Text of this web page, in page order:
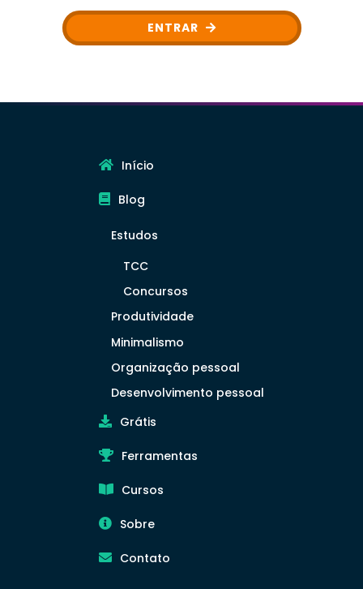
ENTRAR
Início
Blog
Estudos
TCC
Concursos
Produtividade
Minimalismo
Organização pessoal
Desenvolvimento pessoal
Grátis
Ferramentas
Cursos
Sobre
Contato